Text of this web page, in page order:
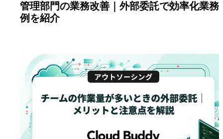
管理部門の業務改善｜外部委託で効率化業務
例を紹介